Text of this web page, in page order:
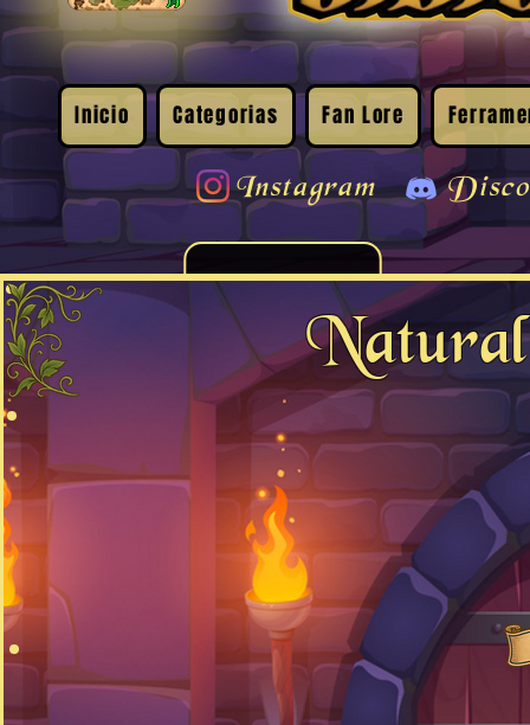
Inicio Categorias Fan Lore
Instagram